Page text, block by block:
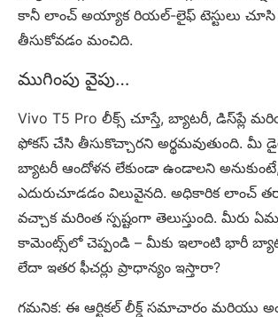
కానీ లాంచ్ అయ్యాక రియల్-లైఫ్ టెస్టులు చూసి
తీసుకోవడం మంచిది.
ముగింపు వైపు…
Vivo T5 Pro లీక్స్ చూస్తే, బ్యాటరీ, డిస్‌ప్లే
ఫోకస్ చేసి తీసుకొచ్చారని అర్థమవుతుంది. మీ
బ్యాటరీ ఆందోళన లేకుండా ఉండాలని
ఎదురుచూడడం విలువైనది. అధికారిక లాంచ్
వచ్చాక మరింత స్పష్టంగా తెలుస్తుంది. మీరు
కామెంట్స్‌లో చెప్పండి – మీకు ఇలాంటి భారీ
లేదా ఇతర ఫీచర్లు ప్రాధాన్యం ఇస్తారా?
గమనిక: ఈ ఆర్టికల్ లీక్డ్ సమాచారం మరియు